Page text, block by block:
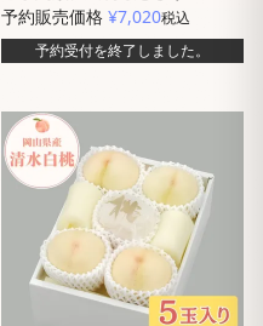
予約販売価格 ¥7,020税込
予約受付を終了しました。